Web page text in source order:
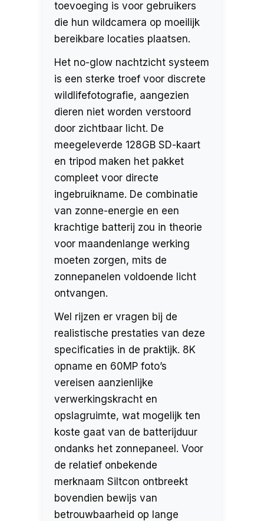
toevoeging is voor gebruikers
die hun wildcamera op moeilijk
bereikbare locaties plaatsen.
Het no-glow nachtzicht systeem
is een sterke troef voor discrete
wildlifefotografie, aangezien
dieren niet worden verstoord
door zichtbaar licht. De
meegeleverde 128GB SD-kaart
en tripod maken het pakket
compleet voor directe
ingebruikname. De combinatie
van zonne-energie en een
krachtige batterij zou in theorie
voor maandenlange werking
moeten zorgen, mits de
zonnepanelen voldoende licht
ontvangen.
Wel rijzen er vragen bij de
realistische prestaties van deze
specificaties in de praktijk. 8K
opname en 60MP foto’s
vereisen aanzienlijke
verwerkingskracht en
opslagruimte, wat mogelijk ten
koste gaat van de batterijduur
ondanks het zonnepaneel. Voor
de relatief onbekende
merknaam Siltcon ontbreekt
bovendien bewijs van
betrouwbaarheid op lange